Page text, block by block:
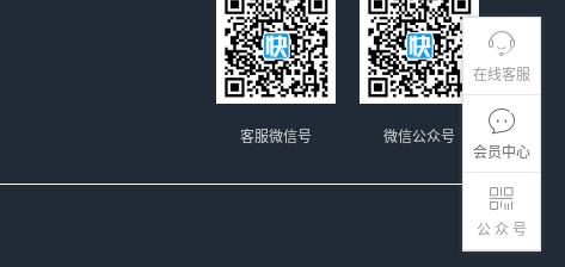
在线客服
会员中心
公 众 号
微信公众号
客服微信号